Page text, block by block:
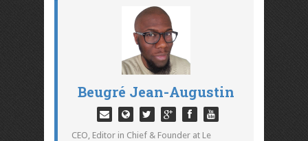
Beugré Jean-Augustin
CEO, Editor in Chief & Founder at Le